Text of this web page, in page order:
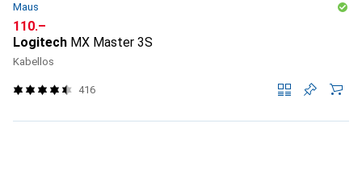
Maus
CHF
110.–
Logitech MX Master 3S
Kabellos
416